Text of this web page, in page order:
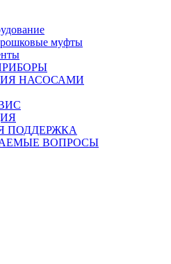
муфты
НАСОСАМИ
ПОДДЕРЖКА
ВОПРОСЫ